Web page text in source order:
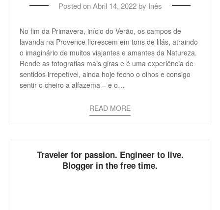
Posted onAbril 14, 2022by Inês
No fim da Primavera, início do Verão, os campos de
lavanda na Provence florescem em tons de lilás, atraindo
o imaginário de muitos viajantes e amantes da Natureza.
Rende as fotografias mais giras e é uma experiência de
sentidos irrepetível, ainda hoje fecho o olhos e consigo
sentir o cheiro a alfazema – e o…
READ MORE
Traveler for passion. Engineer to live.
Blogger in the free time.